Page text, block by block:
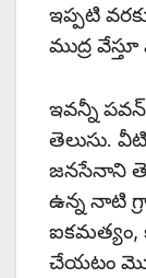
ఇప్పటి
ముద్ర
ఇవన్నీ పవన్
తెలుసు.
జనసేనాని
ఉన్న నాటి
ఐకమత్యం,
చేయటం